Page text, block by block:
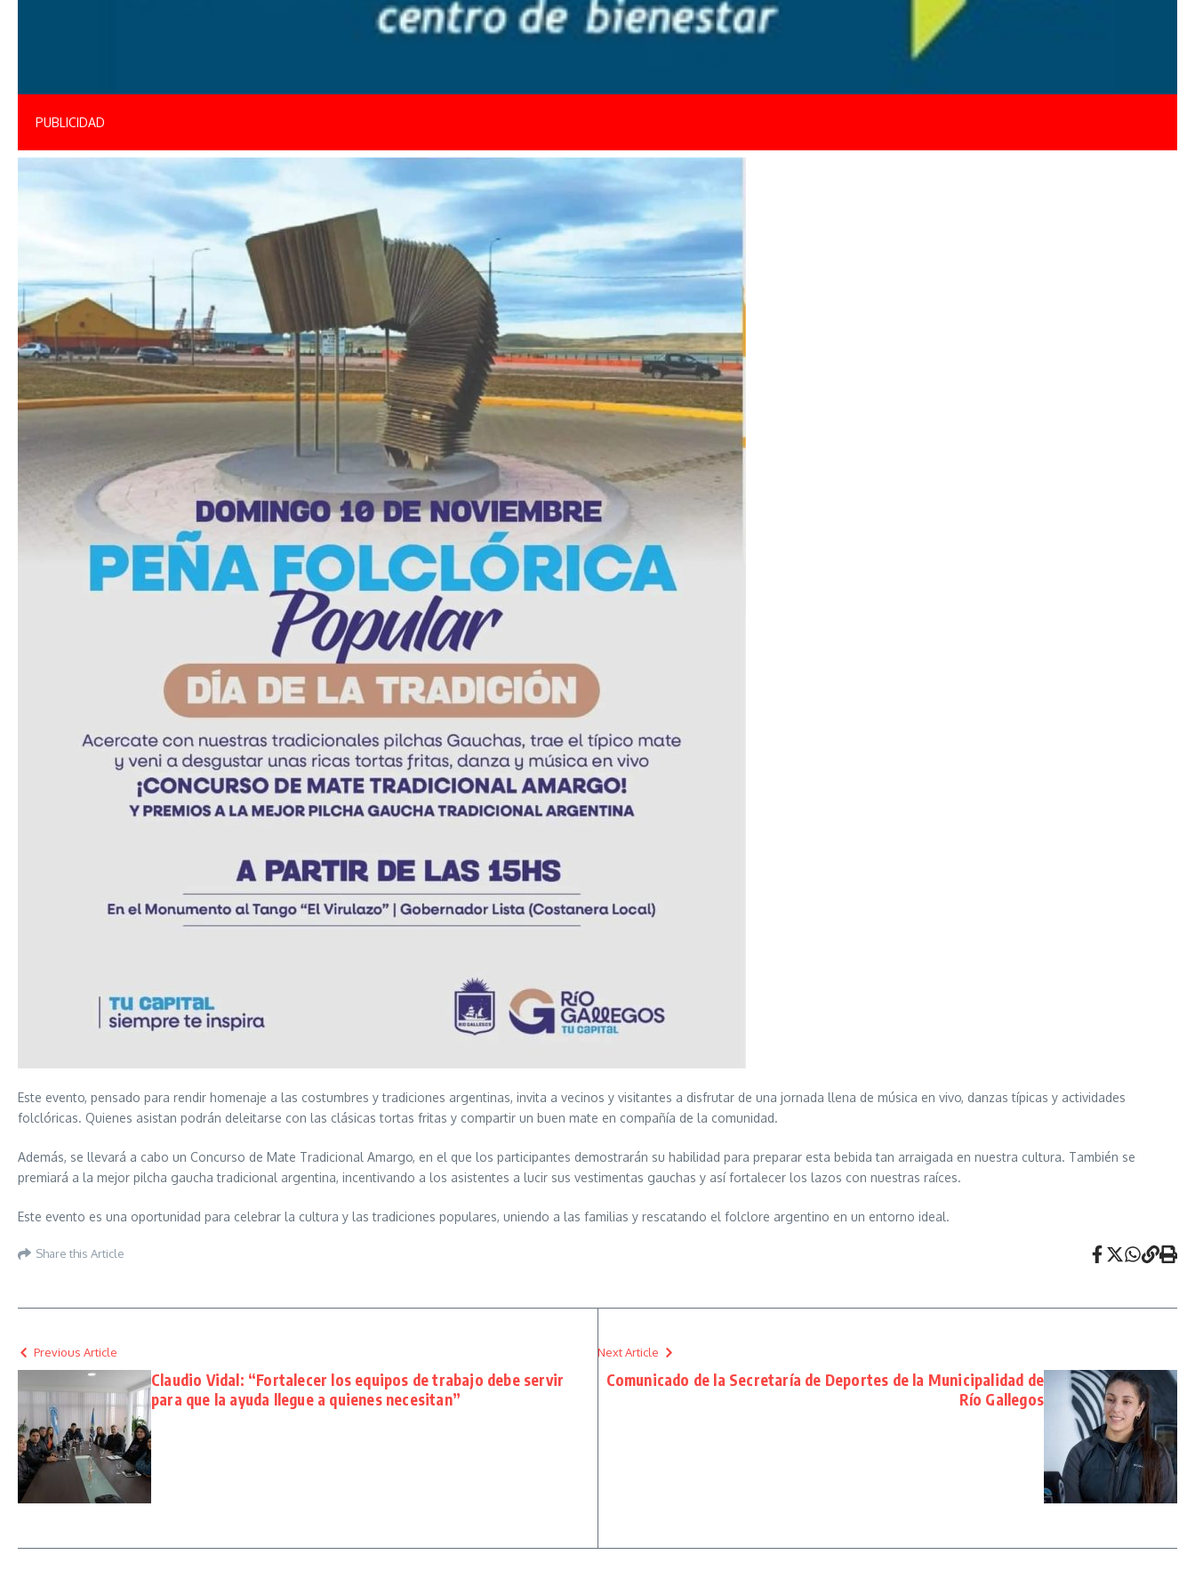
PUBLICIDAD
Este evento, pensado para rendir homenaje a las costumbres y tradiciones argentinas, invita a vecinos y visitantes a disfrutar de una jornada llena de música en vivo, danzas típicas y actividades
folclóricas. Quienes asistan podrán deleitarse con las clásicas tortas fritas y compartir un buen mate en compañía de la comunidad.
Además, se llevará a cabo un Concurso de Mate Tradicional Amargo, en el que los participantes demostrarán su habilidad para preparar esta bebida tan arraigada en nuestra cultura. También se
premiará a la mejor pilcha gaucha tradicional argentina, incentivando a los asistentes a lucir sus vestimentas gauchas y así fortalecer los lazos con nuestras raíces.
Este evento es una oportunidad para celebrar la cultura y las tradiciones populares, uniendo a las familias y rescatando el folclore argentino en un entorno ideal.
Share this Article
Previous Article
Claudio Vidal: “Fortalecer los equipos de trabajo debe servir
para que la ayuda llegue a quienes necesitan”
Next Article
Comunicado de la Secretaría de Deportes de la Municipalidad de
Río Gallegos